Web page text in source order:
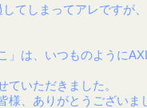
てしまってアレですが
」は、いつものように
ていただきました。
様、ありがとうございま